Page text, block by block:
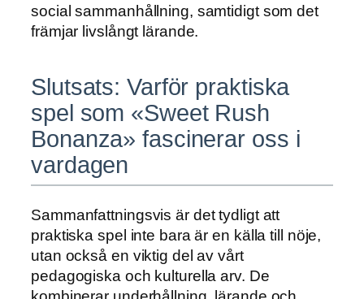
social sammanhållning, samtidigt som det
främjar livslångt lärande.
Slutsats: Varför praktiska
spel som «Sweet Rush
Bonanza» fascinerar oss i
vardagen
Sammanfattningsvis är det tydligt att
praktiska spel inte bara är en källa till nöje,
utan också en viktig del av vårt
pedagogiska och kulturella arv. De